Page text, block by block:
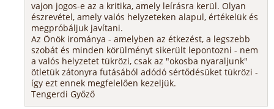
vajon jogos-e az a kritika, amely leírásra kerül. Olyan
észrevétel, amely valós helyzeteken alapul, értékelük és
megpróbáljuk javítani.
Az Önök irománya - amelyben az étkezést, a legszebb
szobát és minden körülményt sikerült lepontozni - nem
a valós helyzetet tükrözi, csak az "okosba nyaraljunk"
ötletük zátonyra futásából adódó sértődésüket tükrözi -
így ezt ennek megfelelően kezeljük.
Tengerdi Győző